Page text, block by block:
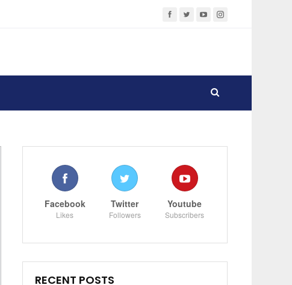
Facebook
Likes
Twitter
Followers
Youtube
Subscribers
RECENT POSTS